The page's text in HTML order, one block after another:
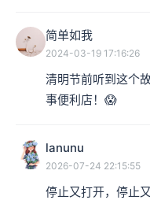
简单如我
2024-03-19 17:16:26
清明节前听到这个
事便利店！😱
lanunu
2026-07-24 22:15:55
停止又打开，停止